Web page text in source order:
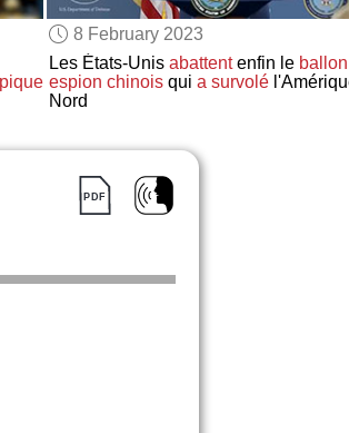
ALEXA
ADJUST
8 February 2023
Les États-Unis abattentenfin le ballon
espion chinoisqui a survolé
Nord